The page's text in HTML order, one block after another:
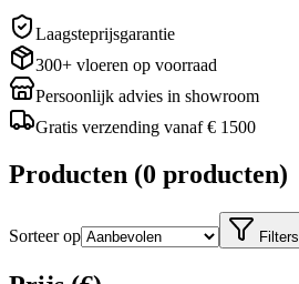
Laagsteprijsgarantie
300+ vloeren op voorraad
Persoonlijk advies in showroom
Gratis verzending vanaf € 1500
Producten (0 producten)
Sorteer op Filters